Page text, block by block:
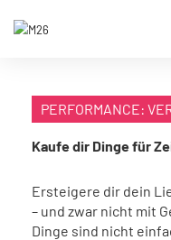
PERFORMANCE:
Kaufe dir Dinge für
Ersteigere dir dein
– und zwar nicht mit
Dinge sind nicht